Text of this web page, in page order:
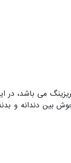
می باشد، در
بین دندانه و